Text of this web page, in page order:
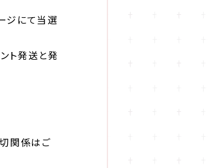
ジにて当選
ト発送と発
関係はご